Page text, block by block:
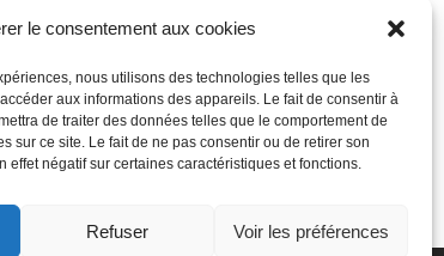
le consentement aux cookies
nous utilisons des technologies telles que les
aux informations des appareils. Le fait de consentir à
de traiter des données telles que le comportement de
sur ce site. Le fait de ne pas consentir ou de retirer son
effet négatif sur certaines caractéristiques et fonctions.
Refuser Voir les préférences